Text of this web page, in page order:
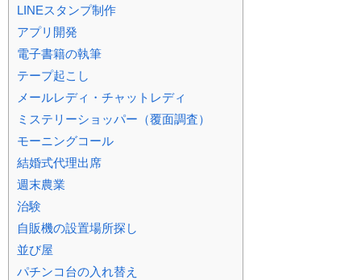
LINEスタンプ制作
アプリ開発
電子書籍の執筆
テープ起こし
メールレディ・チャットレディ
ミステリーショッパー（覆面調査）
モーニングコール
結婚式代理出席
週末農業
治験
自販機の設置場所探し
並び屋
パチンコ台の入れ替え